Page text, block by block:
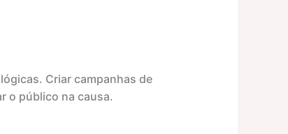
Criar campanhas de
o público na causa.